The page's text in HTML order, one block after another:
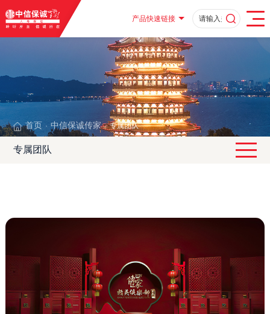
产品快速链接
首页 · 中信保诚传家 · 专属团队
专属团队